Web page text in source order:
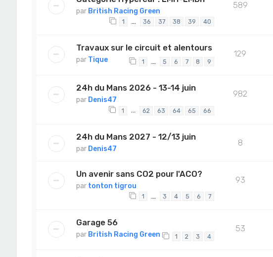
par British Racing Green
1 … 36 37 38 39 40
589
Travaux sur le circuit et alentours
par Tique 1 … 5 6 7 8 9
129
24h du Mans 2026 - 13-14 juin
par Denis47
1 … 62 63 64 65 66
982
24h du Mans 2027 - 12/13 juin
par Denis47
8
Un avenir sans CO2 pour l'ACO?
par tonton tigrou
1 … 3 4 5 6 7
93
Garage 56
par British Racing Green 1 2 3 4
53